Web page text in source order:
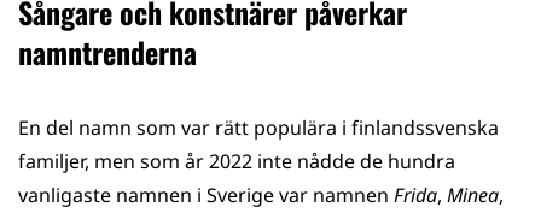
Sångare och konstnärer påverkar
namntrenderna
En del namn som var rätt populära i finlandssvenska
familjer, men som år 2022 inte nådde de hundra
vanligaste namnen i Sverige var namnen Frida, Minea,